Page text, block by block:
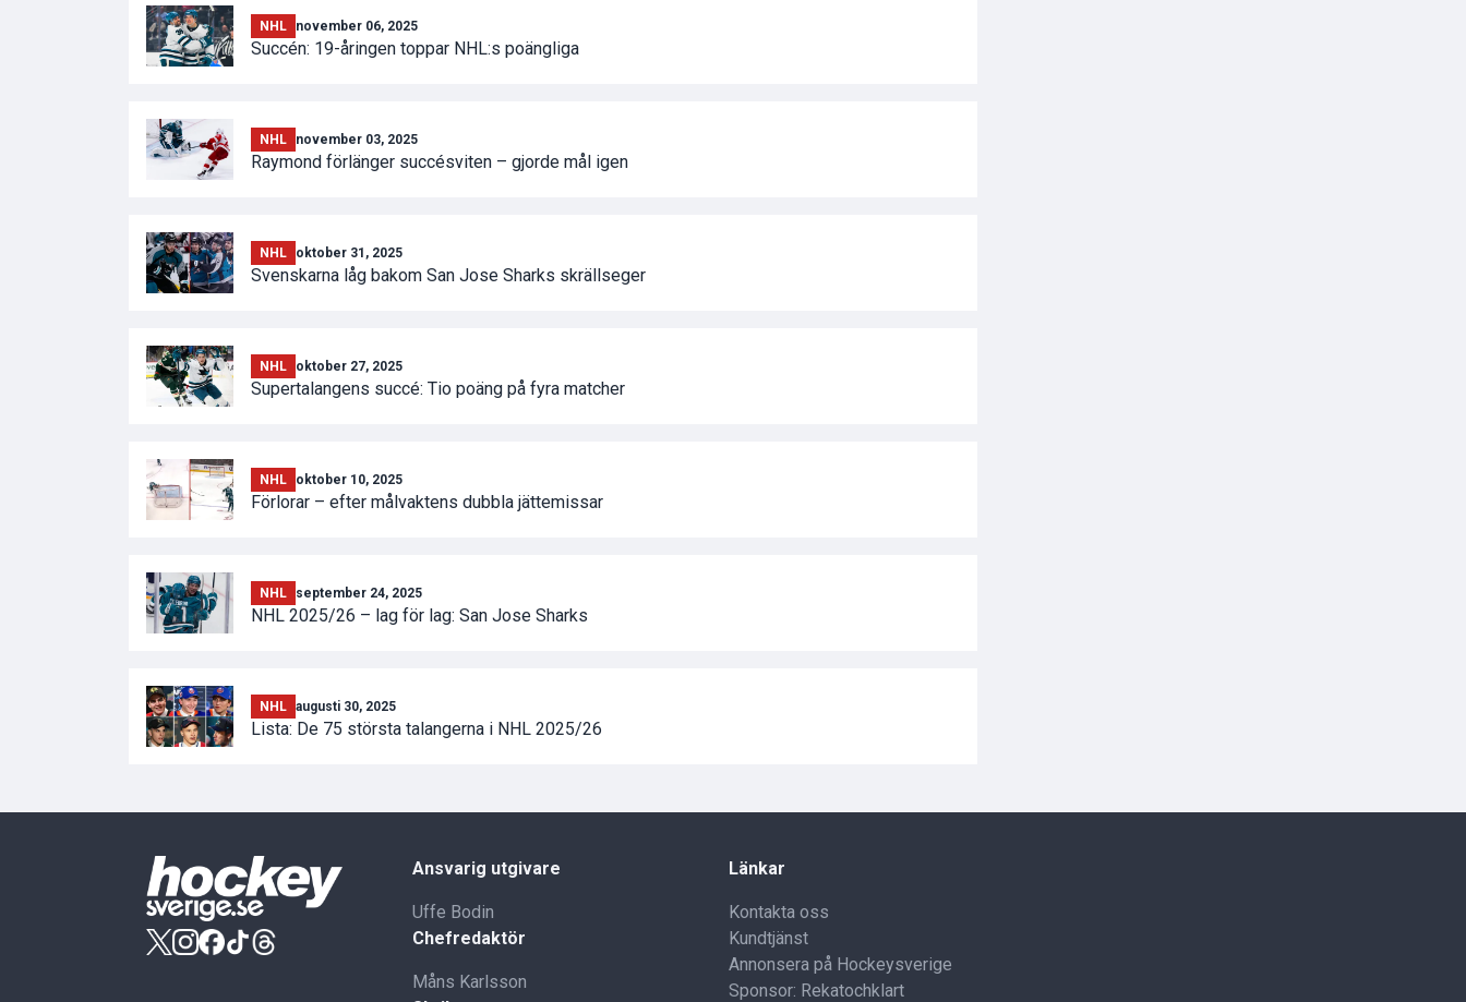
NHL november 06, 2025
Succén: 19-åringen toppar NHL:s poängliga
NHL november 03, 2025
Raymond förlänger succésviten – gjorde mål igen
NHL oktober 31, 2025
Svenskarna låg bakom San Jose Sharks skrällseger
NHL oktober 27, 2025
Supertalangens succé: Tio poäng på fyra matcher
NHL oktober 10, 2025
Förlorar – efter målvaktens dubbla jättemissar
NHL september 24, 2025
NHL 2025/26 – lag för lag: San Jose Sharks
NHL augusti 30, 2025
Lista: De 75 största talangerna i NHL 2025/26
Ansvarig utgivare
Uffe Bodin
Chefredaktör
Måns Karlsson
Länkar
Kontakta oss
Kundtjänst
Annonsera på Hockeysverige
Sponsor: Rekatochklart